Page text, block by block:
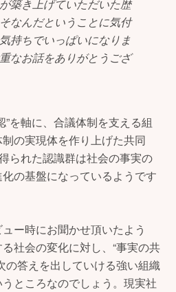
築き上げていただいた歴
なんだということに気付
持ちでいっぱいになりま
なお話をありがとうござ
”を軸に、合議体制を支える組
の実現体を作り上げた共同
られた認識群は社会の事実の
の基盤になっているようです
ー時にお聞かせ頂いたよう
社会の変化に対し、“事実の共
の答えを出していける強い組織
ところなのでしょう。現実社